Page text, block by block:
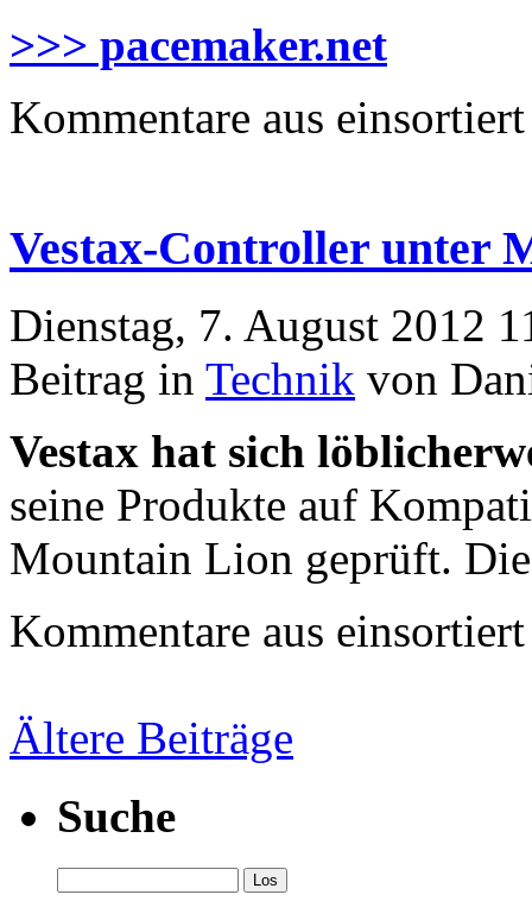
>>> pacemaker.net
Kommentare aus
Vestax-Controller unter
Dienstag, 7. August 2012
Beitrag in Technik von
Vestax hat sich
seine Produkte auf
Mountain Lion geprüft.
Kommentare aus
Ältere Beiträge
Suche